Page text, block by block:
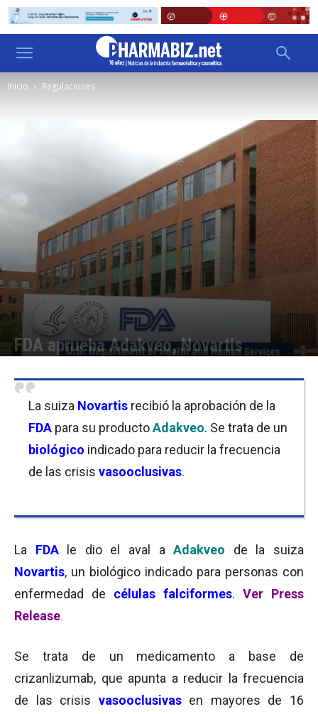
Inicio Regulaciones
FDA aprueba Adakveo, Novartis
La suiza Novartis recibió la aprobación de la
FDA para su productoAdakveo. Se trata de un
biológico indicado para reducir la frecuencia
de las crisis vasooclusivas.
La FDAle dio el aval aAdakveo de la suiza
Novartis, un biológico indicado para personas con
enfermedad de células falciformes. Ver Press
Release.
Se trata de un medicamento a base de
crizanlizumab, que apunta a reducir la frecuencia
de las crisis vasooclusivasen mayores de 16